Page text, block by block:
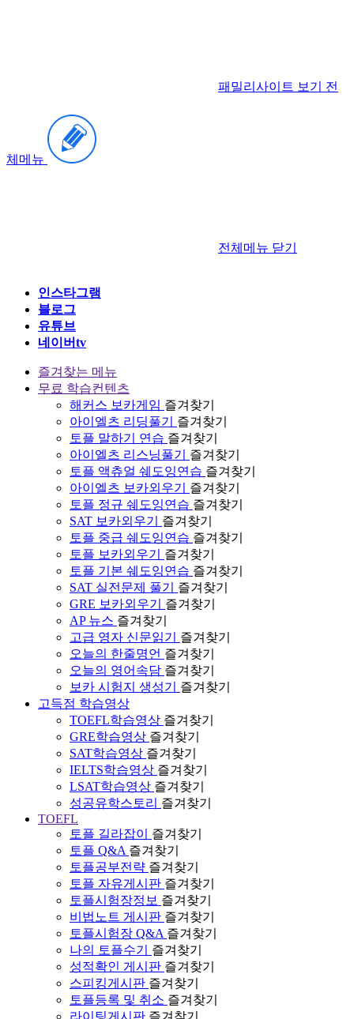
패밀리사이트 보기 전
체메뉴
전체메뉴 닫기
인스타그램
블로그
유튜브
네이버tv
즐겨찾는 메뉴
무료 학습컨텐츠
해커스 보카게임 즐겨찾기
아이엘츠 리딩풀기
즐겨찾기
토플 말하기 연습 즐겨찾기
아이엘츠 리스닝풀기
즐겨찾기
토플 액츄얼 쉐도잉연습 즐겨찾기
아이엘츠 보카외우기
즐겨찾기
토플 정규 쉐도잉연습 즐겨찾기
SAT 보카외우기
즐겨찾기
토플 중급 쉐도잉연습 즐겨찾기
토플 보카외우기
즐겨찾기
토플 기본 쉐도잉연습 즐겨찾기
SAT 실전문제 풀기
즐겨찾기
GRE 보카외우기
즐겨찾기
AP 뉴스 즐겨찾기
고급 영자 신문읽기
즐겨찾기
오늘의 한줄명언 즐겨찾기
오늘의 영어속담 즐겨찾기
보카 시험지 생성기
즐겨찾기
고득점 학습영상
TOEFL학습영상 즐겨찾기
GRE학습영상 즐겨찾기
SAT학습영상 즐겨찾기
IELTS학습영상 즐겨찾기
LSAT학습영상 즐겨찾기
성공유학스토리 즐겨찾기
TOEFL
토플 길라잡이
즐겨찾기
토플 Q&A 즐겨찾기
토플공부전략 즐겨찾기
토플 자유게시판 즐겨찾기
토플시험장정보 즐겨찾기
비법노트 게시판 즐겨찾기
토플시험장 Q&A 즐겨찾기
나의 토플수기
즐겨찾기
성적확인 게시판 즐겨찾기
스피킹게시판 즐겨찾기
토플등록 및 취소 즐겨찾기
라이팅게시판 즐겨찾기